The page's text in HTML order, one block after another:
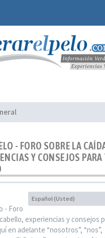
- FORO SOBRE LA
Y CONSEJOS
Idioma:
Español (Usted)
- Foro
experiencias y consejos
en adelante “nosotros”, “nos”,